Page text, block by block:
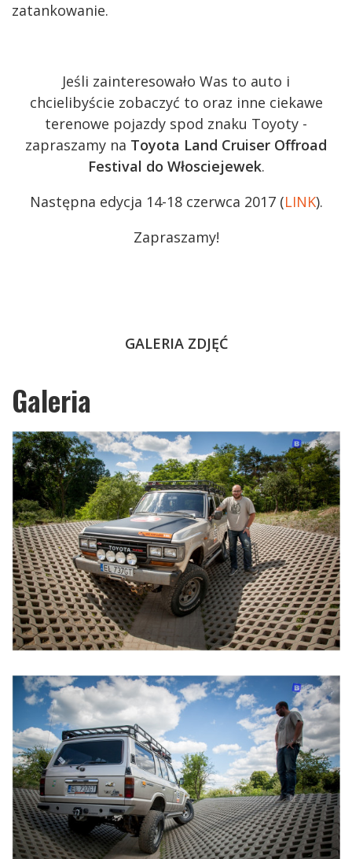
zatankowanie.
Jeśli zainteresowało Was to auto i
chcielibyście zobaczyć to oraz inne ciekawe
terenowe pojazdy spod znaku Toyoty -
zapraszamy na Toyota Land Cruiser Offroad
Festival do Włosciejewek.
Następna edycja 14-18 czerwca 2017 (LINK).
Zapraszamy!
GALERIA ZDJĘĆ
Galeria